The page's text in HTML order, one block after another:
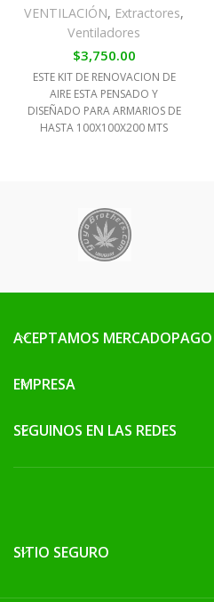
VENTILACIÓN, Extractores,
Ventiladores
$3,750.00
ESTE KIT DE RENOVACION DE
AIRE ESTA PENSADO Y
DISEÑADO PARA ARMARIOS DE
HASTA 100X100X200 MTS
ACEPTAMOS MERCADOPAGO
EMPRESA
SEGUINOS EN LAS REDES
SITIO SEGURO